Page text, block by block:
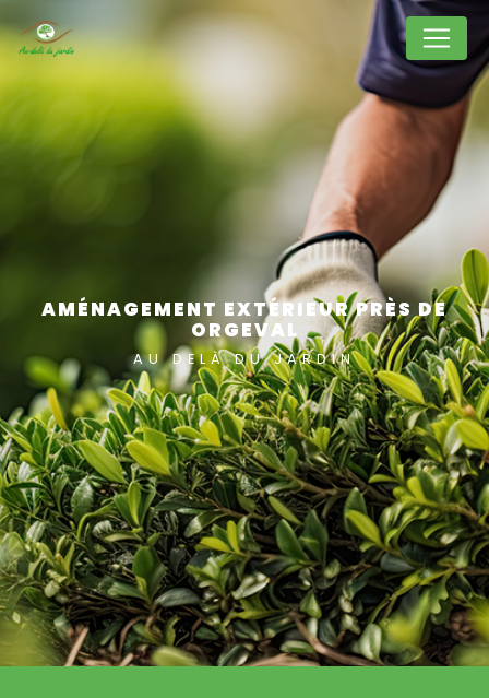
AMÉNAGEMENT EXTÉRIEUR PRÈS DE
ORGEVAL
AU DELÀ DU JARDIN
Panneau de gestion des cookies